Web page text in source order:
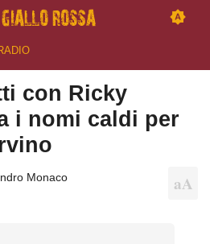
con Ricky
i nomi caldi per
Monaco